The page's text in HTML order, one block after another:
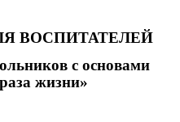
ВОСПИТАТЕЛЕЙ
с основами
жизни»